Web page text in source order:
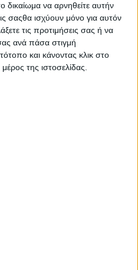
δικαίωμα να αρνηθείτε αυτήν
σαςθα ισχύουν μόνο για αυτόν
τις προτιμήσεις σας ή να
ανά πάσα στιγμή
και κάνοντας κλικ στο
της ιστοσελίδας.